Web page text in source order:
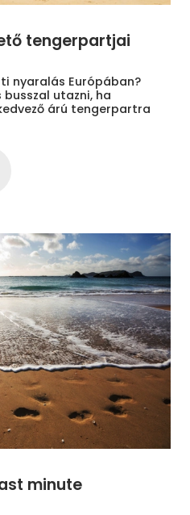
tengerpartjai
nyaralás Európában?
utazni, ha
árú tengerpartra
minute